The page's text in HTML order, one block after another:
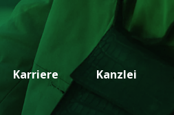
Karriere Kanzlei